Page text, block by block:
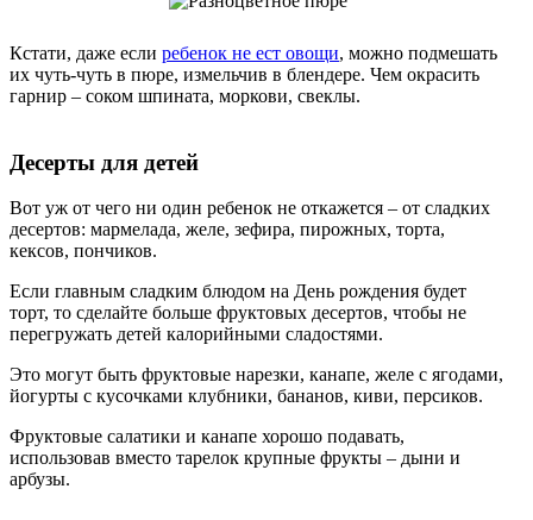
Кстати, даже если ребенок не ест овощи, можно подмешать
их чуть-чуть в пюре, измельчив в блендере. Чем окрасить
гарнир – соком шпината, моркови, свеклы.
Десерты для детей
Вот уж от чего ни один ребенок не откажется – от сладких
десертов: мармелада, желе, зефира, пирожных, торта,
кексов, пончиков.
Если главным сладким блюдом на День рождения будет
торт, то сделайте больше фруктовых десертов, чтобы не
перегружать детей калорийными сладостями.
Это могут быть фруктовые нарезки, канапе, желе с ягодами,
йогурты с кусочками клубники, бананов, киви, персиков.
Фруктовые салатики и канапе хорошо подавать,
использовав вместо тарелок крупные фрукты – дыни и
арбузы.